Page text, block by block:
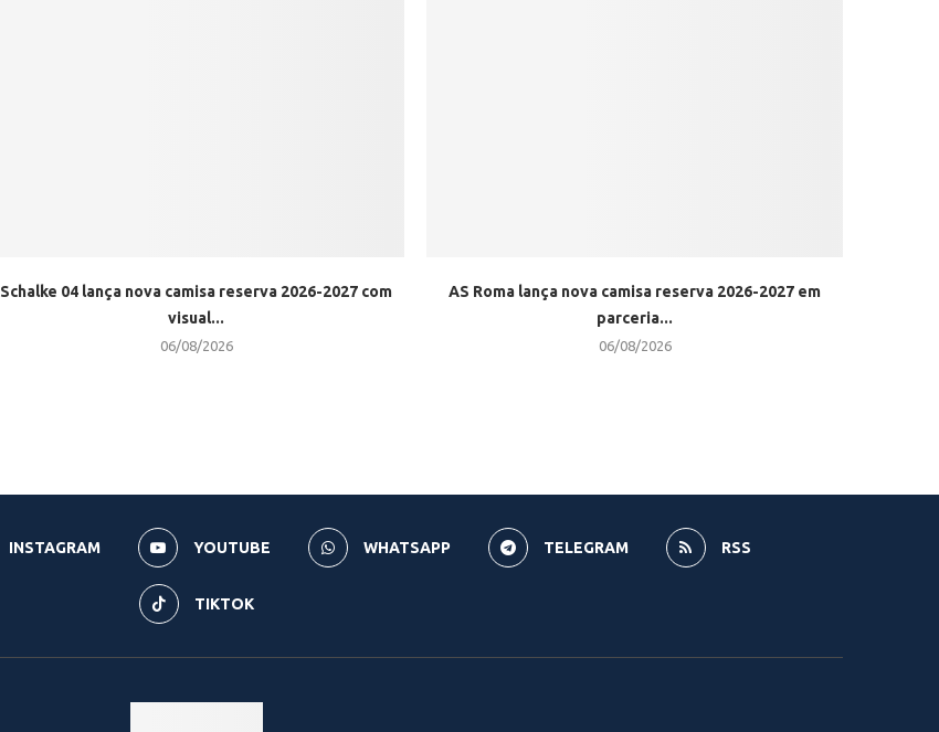
Schalke 04 lança nova camisa reserva 2026-2027 com
visual...
06/08/2026
AS Roma lança nova camisa reserva 2026-2027 em
parceria...
06/08/2026
INSTAGRAM YOUTUBE WHATSAPP TELEGRAM RSS
TIKTOK